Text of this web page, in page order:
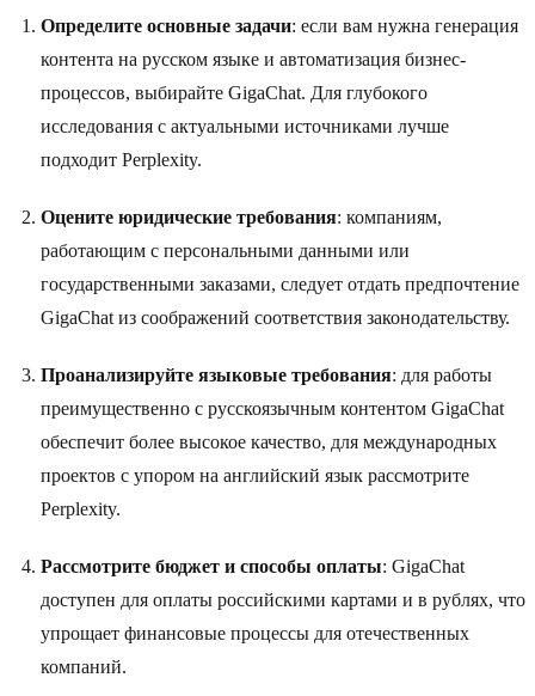
Определите основные задачи: если вам нужна генерация
контента на русском языке и автоматизация бизнес-
процессов, выбирайте GigaChat. Для глубокого
исследования с актуальными источниками лучше
подходит Perplexity.
Оцените юридические требования: компаниям,
работающим с персональными данными или
государственными заказами, следует отдать предпочтение
GigaChat из соображений соответствия законодательству.
Проанализируйте языковые требования: для работы
преимущественно с русскоязычным контентом GigaChat
обеспечит более высокое качество, для международных
проектов с упором на английский язык рассмотрите
Perplexity.
Рассмотрите бюджет и способы оплаты: GigaChat
доступен для оплаты российскими картами и в рублях, что
упрощает финансовые процессы для отечественных
компаний.